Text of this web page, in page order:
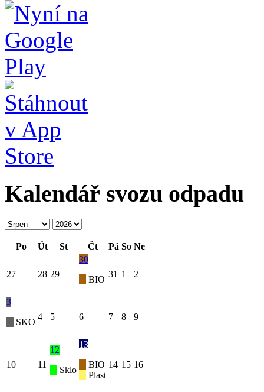
Kalendář svozu odpadu
Po Út St Čt Pá So Ne
27 28 29
30
BIO
31 1 2
3
SKO
4 5 6 7 8 9
10 11
12
Sklo
13
BIO
Plast
14 15 16